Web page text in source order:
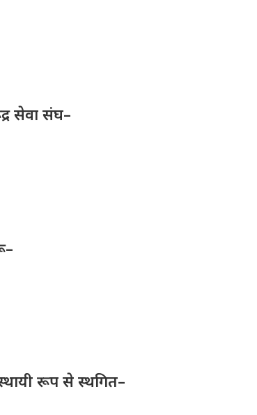
सेवा संघ–
रूप से स्थगित–